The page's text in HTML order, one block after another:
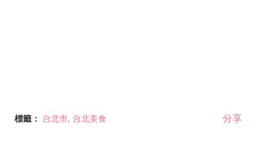
標籤： 台北市 台北美食 分享